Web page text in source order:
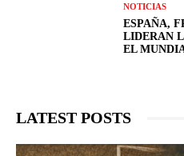
NOTICIAS
ESPAÑA,
LIDERAN
EL
LATEST POSTS